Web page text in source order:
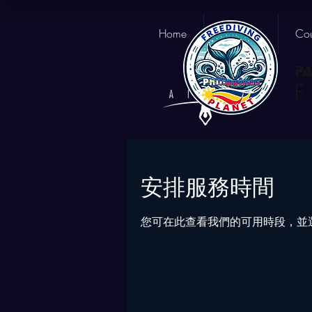
Home About us
安排服務時間
您可在此查看我們的可用時段，